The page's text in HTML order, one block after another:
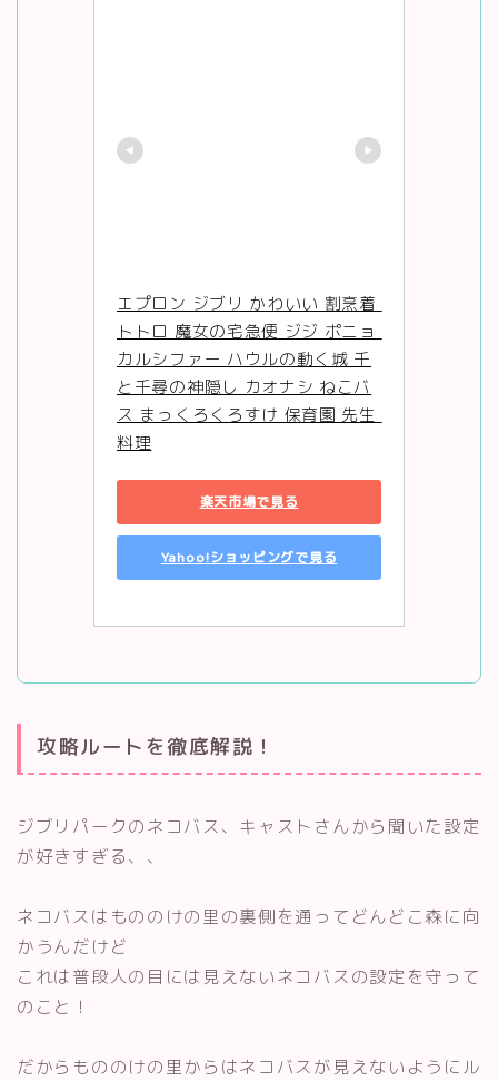
エプロン ジブリ かわいい 割烹着
トトロ 魔女の宅急便 ジジ ポニョ
カルシファー ハウルの動く城 千
と千尋の神隠し カオナシ ねこバ
ス まっくろくろすけ 保育園 先生
料理
楽天市場で見る
Yahoo!ショッピングで見る
攻略ルートを徹底解説！
ジブリパークのネコバス、キャストさんから聞いた設定
が好きすぎる、、
ネコバスはもののけの里の裏側を通ってどんどこ森に向
かうんだけど
これは普段人の目には見えないネコバスの設定を守って
のこと！
だからもののけの里からはネコバスが見えないようにル